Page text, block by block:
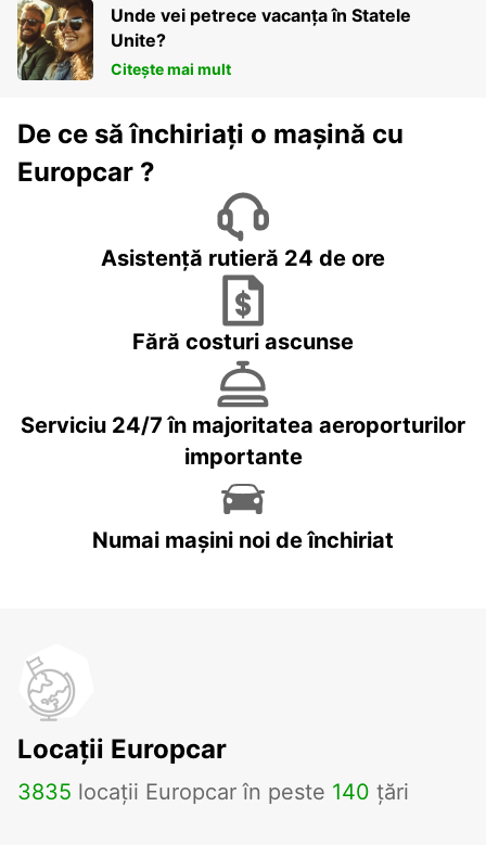
Unde vei petrece vacanța în Statele
Unite?
Citește mai mult
De ce să închiriați o mașină cu
Europcar ?
Asistență rutieră 24 de ore
Fără costuri ascunse
Serviciu 24/7 în majoritatea aeroporturilor
importante
Numai mașini noi de închiriat
Locații Europcar
3835 locații Europcar în peste 140 țări